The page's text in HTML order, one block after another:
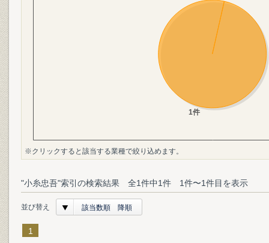
※クリックすると該当する業種で絞り込めます。
"小糸忠吾"索引の検索結果 全1件中1件 1件〜1件目を表示
並び替え 該当数順 降順
1